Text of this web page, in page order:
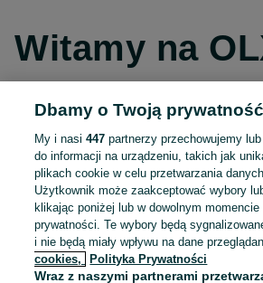
Witamy na
Kontynuuj przez
Kontynuuj przez
Kontynuuj przez
LUB
Dbamy o Twoją prywatność
My i nasi447 partnerzy przechowujemy
do informacji na urządzeniu, takich jak
plikach cookie w celu przetwarzania
Użytkownik może zaakceptować wybory
klikając poniżej lub w dowolnym
prywatności. Te wybory będą
i nie będą miały wpływu na dane
cookies,
Polityka Prywatności
Wraz z naszymi partnerami